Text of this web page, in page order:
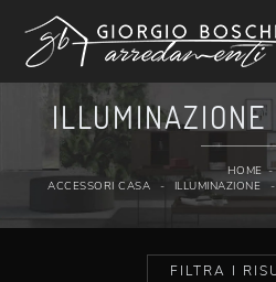
ILLUMINAZIONE
HOME -
ACCESSORI CASA
- ILLUMINAZIONE -
FILTRA I